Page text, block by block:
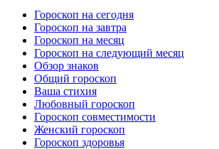
Гороскоп на сегодня
Гороскоп на завтра
Гороскоп на месяц
Гороскоп на следующий месяц
Обзор знаков
Общий гороскоп
Ваша стихия
Любовный гороскоп
Гороскоп совместимости
Женский гороскоп
Гороскоп здоровья